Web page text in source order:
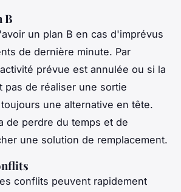
B
un plan B en cas d'imprévus
de dernière minute. Par
prévue est annulée ou si la
pas de réaliser une sortie
une alternative en tête.
de perdre du temps et de
une solution de remplacement.
conflits peuvent rapidement